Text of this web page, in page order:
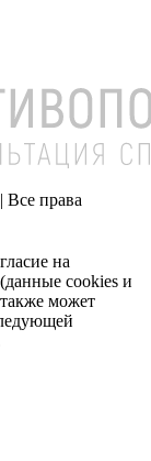
Все права
на
cookies и
может